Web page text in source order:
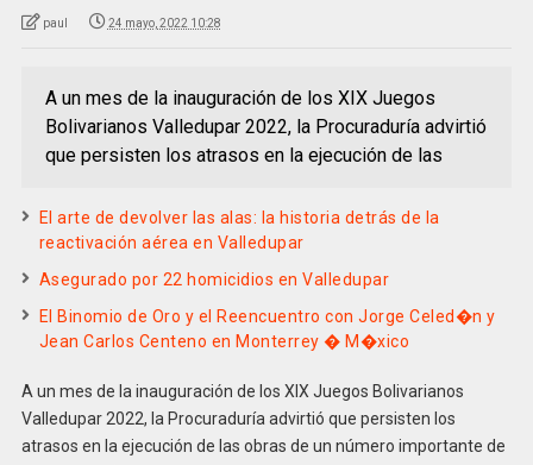
paul 24 mayo, 2022 10:28
A un mes de la inauguración de los XIX Juegos
Bolivarianos Valledupar 2022, la Procuraduría advirtió
que persisten los atrasos en la ejecución de las
El arte de devolver las alas: la historia detrás de la
reactivación aérea en Valledupar
Asegurado por 22 homicidios en Valledupar
El Binomio de Oro y el Reencuentro con Jorge Celed�n y
Jean Carlos Centeno en Monterrey � M�xico
A un mes de la inauguración de los XIX Juegos Bolivarianos
Valledupar 2022, la Procuraduría advirtió que persisten los
atrasos en la ejecución de las obras de un número importante de